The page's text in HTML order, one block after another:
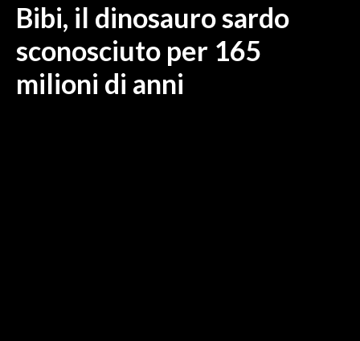
CRONACA
ITALIA
MONDO
Bibi, il dinosauro sardo
sconosciuto per 165
milioni di anni